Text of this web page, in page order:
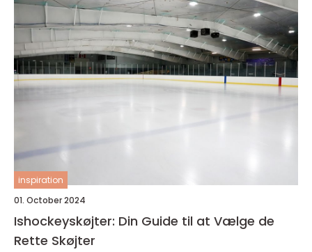
inspiration
01. October 2024
Ishockeyskøjter: Din Guide til at Vælge de
Rette Skøjter